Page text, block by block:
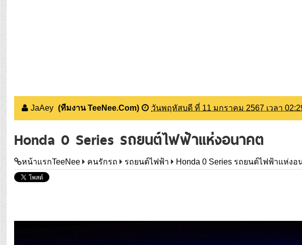
JaAey (ทีมงาน TeeNee.Com) วันพฤหัสบดี ที่ 11 มกราคม 2567 เวลา
Honda 0 Series รถยนต์ไฟฟ้าแห่งอนาคต
หน้าแรกTeeNee คนรักรถ รถยนต์ไฟฟ้า Honda 0 Series รถยนต์ไฟฟ้าแห่งอ